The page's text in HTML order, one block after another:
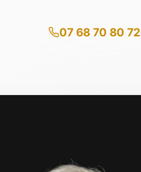
07 68 70 80 72